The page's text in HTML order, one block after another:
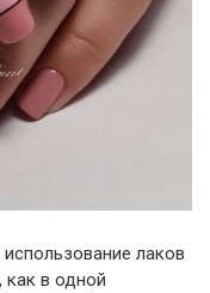
лаков
как в одной